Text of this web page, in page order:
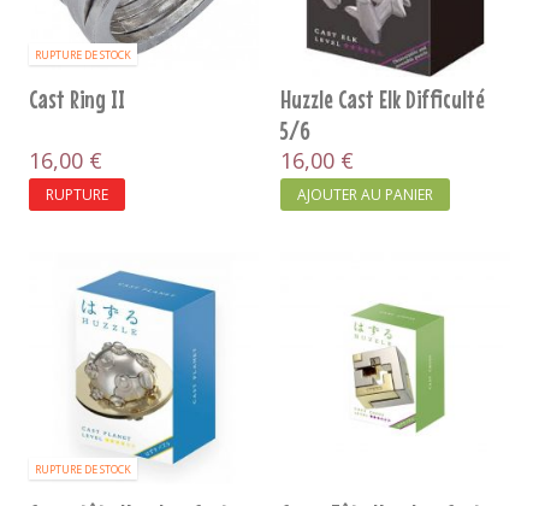
RUPTURE DE STOCK
Cast Ring II
16,00 €
RUPTURE
Huzzle Cast Elk Difficulté
5/6
16,00 €
AJOUTER AU PANIER
RUPTURE DE STOCK